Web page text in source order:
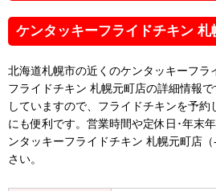
ケンタッキーフライドチキン 札
北海道札幌市の近くのケンタッキーフラ
フライドチキン 札幌元町店の詳細情報
していますので、フライドチキンを予約
にも便利です。営業時間や定休日･年末
ンタッキーフライドチキン 札幌元町店
さい。